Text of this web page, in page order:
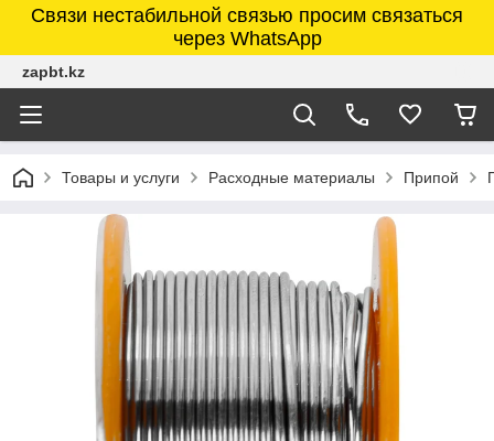
Связи нестабильной связью просим связаться
через WhatsApp
zapbt.kz
Товары и услуги Расходные материалы Припой